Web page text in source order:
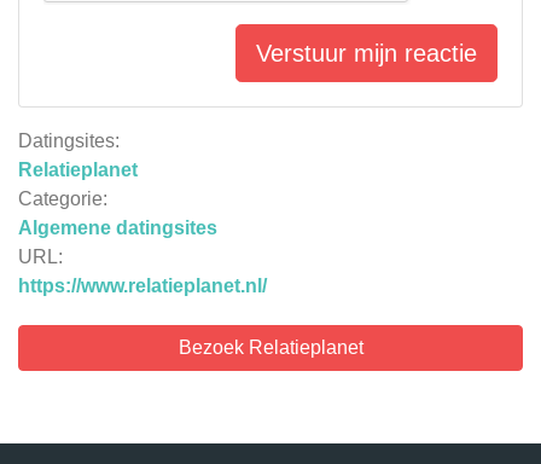
Datingsites:
Relatieplanet
Categorie:
Algemene datingsites
URL:
https://www.relatieplanet.nl/
Bezoek Relatieplanet
Verstuur mijn reactie